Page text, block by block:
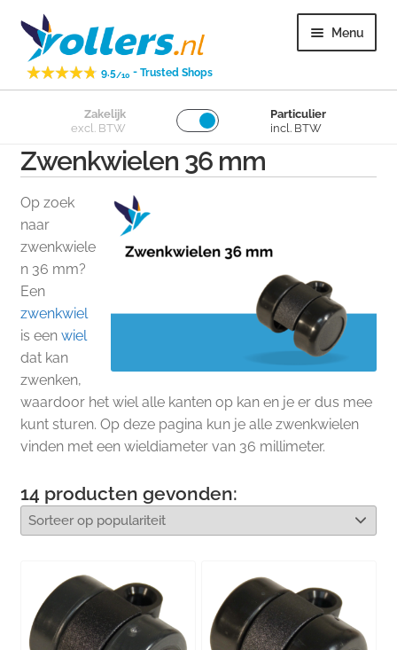
Ga
door
naar
navigatie
Ga
naar
de
inhoud
9.5/10 - Trusted Shops
Menu
Zwenkwielen
Bokwielen
Losse wielen
Overig
Klantenservice
Zakelijk
excl. BTW
Particulier
incl. BTW
Zwenkwielen 36 mm
Op zoek
naar
zwenkwiele
n 36 mm?
Een
zwenkwiel
is een wiel
dat kan
zwenken,
waardoor het wiel alle kanten op kan en je er dus mee
kunt sturen. Op deze pagina kun je alle zwenkwielen
vinden met een wieldiameter van 36 millimeter.
14 producten gevonden: